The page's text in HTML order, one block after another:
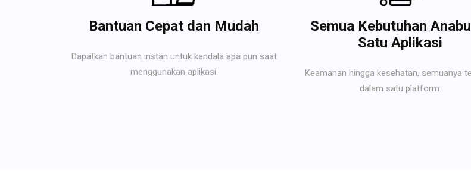
Bantuan Cepat dan Mudah
Dapatkan bantuan instan untuk kendala apa pun saat
menggunakan aplikasi.
Semua Kebutuhan
Satu Aplikasi
Keamanan hingga kesehatan, semuanya
dalam satu platform.